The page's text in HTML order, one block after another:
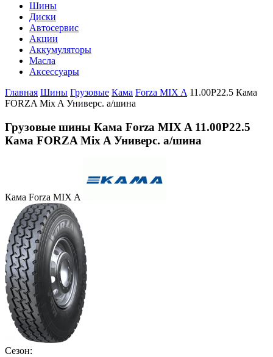
Шины
Диски
Автосервис
Акции
Аккумуляторы
Масла
Аксессуары
Главная Шины Грузовые Кама Forza MIX A 11.00Р22.5 Кама
FORZA Mix A Универс. а/шина
Грузовые шины Кама Forza MIX A 11.00Р22.5
Кама FORZA Mix A Универс. а/шина
Кама Forza MIX A
Сезон: